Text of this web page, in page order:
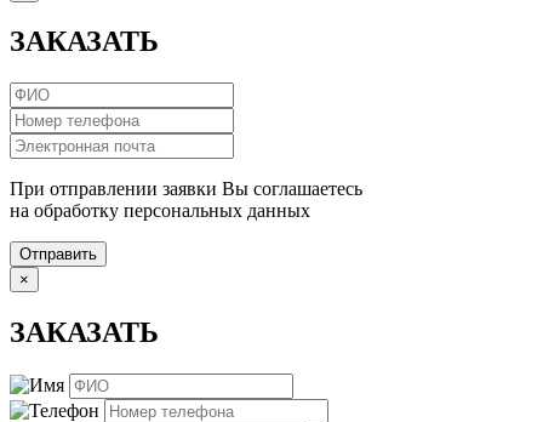
ЗАКАЗАТЬ
При отправлении заявки Вы соглашаетесь
на обработку персональных данных
Отправить
×
ЗАКАЗАТЬ